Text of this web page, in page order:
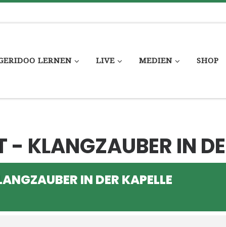
LERNEN LIVE MEDIEN SHOP
- KLANGZAUBER IN
IN DER KAPELLE